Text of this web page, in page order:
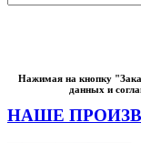
Нажимая на кнопку
данных и
НАШЕ